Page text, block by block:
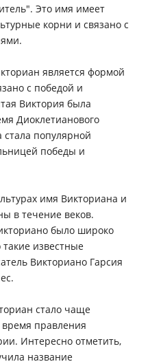
Это имя имеет
корни и связано с
является формой
с победой и
Виктория была
Диоклетианового
популярной
победы и
имя Викториана и
в течение веков.
было широко
известные
Викториано Гарсия
стало чаще
время правления
Интересно отметить,
название